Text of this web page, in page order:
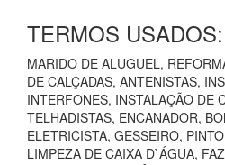
TERMOS USADOS:
MARIDO DE ALUGUEL,
DE CALÇADAS, ANTENISTAS,
INTERFONES, INSTALAÇÃO DE
TELHADISTAS, ENCANADOR,
ELETRICISTA, GESSEIRO,
LIMPEZA DE CAIXA D`ÁGUA,